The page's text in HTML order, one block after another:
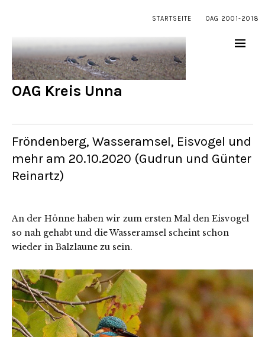
STARTSEITE OAG 2001-2018
OAG Kreis Unna
Fröndenberg, Wasseramsel, Eisvogel und
mehr am 20.10.2020 (Gudrun und Günter
Reinartz)
An der Hönne haben wir zum ersten Mal den Eisvogel
so nah gehabt und die Wasseramsel scheint schon
wieder in Balzlaune zu sein.